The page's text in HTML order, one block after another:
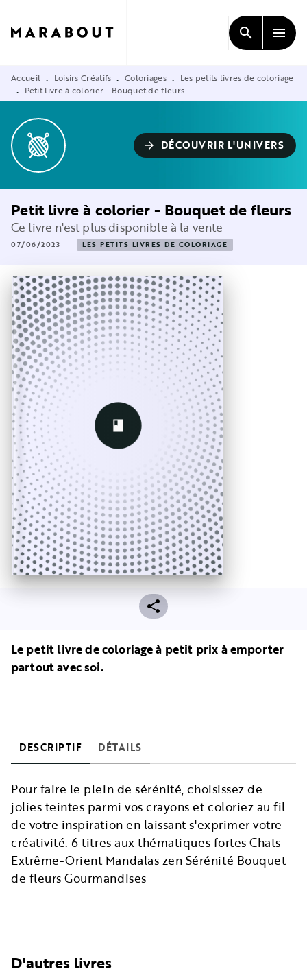
CONTENU
search menu
Accueil • Loisirs Créatifs • Coloriages • Les petits livres de coloriage
• Petit livre à colorier - Bouquet de fleurs
arrow_forward DÉCOUVRIR L'UNIVERS
Petit livre à colorier - Bouquet de fleurs
Ce livre n'est plus disponible à la vente
07/06/2023 LES PETITS LIVRES DE COLORIAGE
Le petit livre de coloriage à petit prix à emporter
partout avec soi.
DESCRIPTIF DÉTAILS
Pour faire le plein de sérénité, choisissez de
jolies teintes parmi vos crayons et coloriez au fil
de votre inspiration en laissant s'exprimer votre
créativité. 6 titres aux thématiques fortes Chats
Extrême-Orient Mandalas zen Sérénité Bouquet
de fleurs Gourmandises
D'autres livres